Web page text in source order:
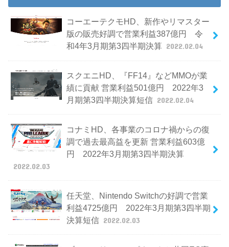
コーエーテクモHD、新作やリマスター
版の販売好調で営業利益387億円 令
和4年3月期第3四半期決算 2022.02.04
スクエニHD、『FF14』などMMOが業
績に貢献 営業利益501億円 2022年3
月期第3四半期決算短信 2022.02.04
コナミHD、各事業のコロナ禍からの復
調で過去最高益を更新 営業利益603億
円 2022年3月期第3四半期決算
2022.02.03
任天堂、Nintendo Switchの好調で営業
利益4725億円 2022年3月期第3四半期
決算短信 2022.02.03